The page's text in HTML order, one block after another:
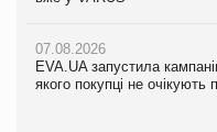
07.08.2026
EVA.UA запустила
якого покупці не
07.08.2026
EVA.UA запустила
якого покупці не